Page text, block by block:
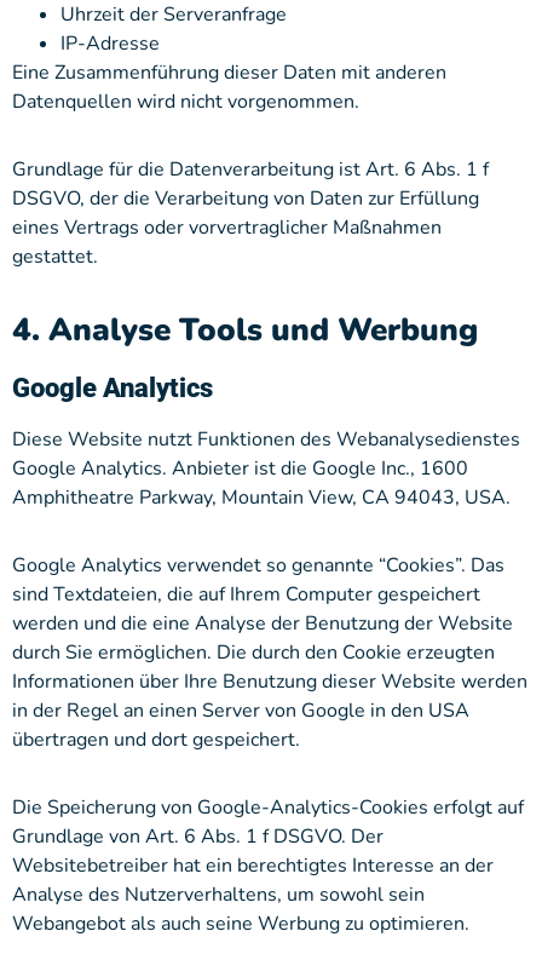
Uhrzeit der Serveranfrage
IP-Adresse
Eine Zusammenführung dieser Daten mit anderen
Datenquellen wird nicht vorgenommen.
Grundlage für die Datenverarbeitung ist Art. 6 Abs. 1 f
DSGVO, der die Verarbeitung von Daten zur Erfüllung
eines Vertrags oder vorvertraglicher Maßnahmen
gestattet.
4. Analyse Tools und Werbung
Google Analytics
Diese Website nutzt Funktionen des Webanalysedienstes
Google Analytics. Anbieter ist die Google Inc., 1600
Amphitheatre Parkway, Mountain View, CA 94043, USA.
Google Analytics verwendet so genannte “Cookies”. Das
sind Textdateien, die auf Ihrem Computer gespeichert
werden und die eine Analyse der Benutzung der Website
durch Sie ermöglichen. Die durch den Cookie erzeugten
Informationen über Ihre Benutzung dieser Website werden
in der Regel an einen Server von Google in den USA
übertragen und dort gespeichert.
Die Speicherung von Google-Analytics-Cookies erfolgt auf
Grundlage von Art. 6 Abs. 1 f DSGVO. Der
Websitebetreiber hat ein berechtigtes Interesse an der
Analyse des Nutzerverhaltens, um sowohl sein
Webangebot als auch seine Werbung zu optimieren.